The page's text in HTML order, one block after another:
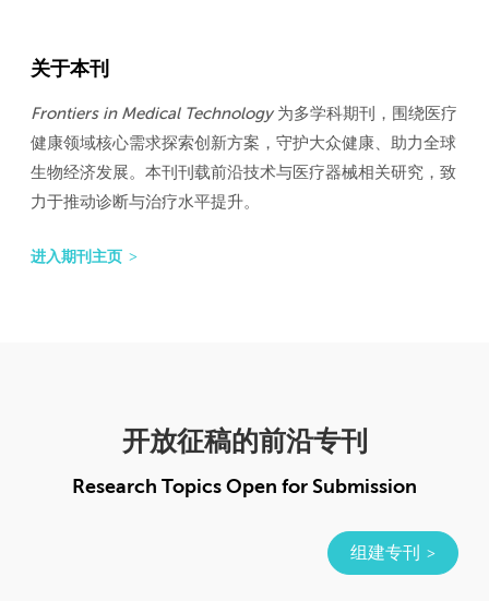
关于本刊
Frontiers in Medical Technology为多学科期刊，围绕医疗
健康领域核心需求探索创新方案，守护大众健康、助力全球
生物经济发展。本刊刊载前沿技术与医疗器械相关研究，致
力于推动诊断与治疗水平提升。
进入期刊主页
开放征稿的前沿专刊
Research Topics Open for Submission
组建专刊